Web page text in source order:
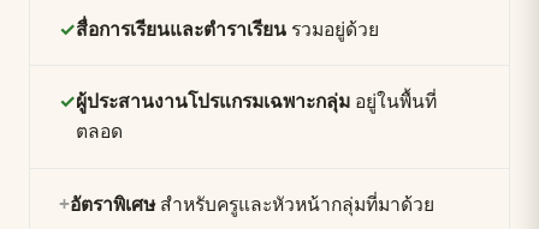
✓สื่อการเรียนและตำราเรียนรวมอยู่ด้วย
✓ผู้ประสานงานโปรแกรมเฉพาะกลุ่มอยู่ในพื้นที่
ตลอด
+อัตราพิเศษสำหรับครูและหัวหน้ากลุ่มที่มาด้วย